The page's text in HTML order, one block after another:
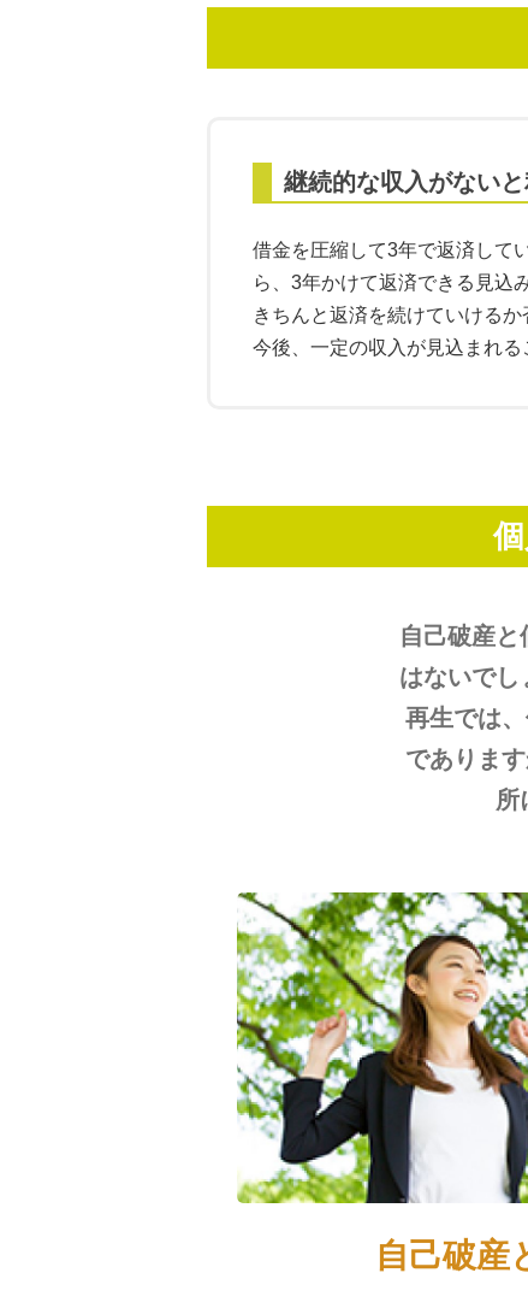
継続的な収入がない
借金を圧縮して3年で返済して
ら、3年かけて返済できる見込
きちんと返済を続けていけるか
今後、一定の収入が見込まれる
自己破産
はないでし
再生では
でありま
所
自己破産